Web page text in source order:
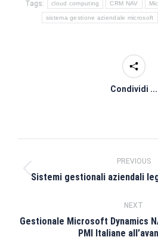
Tags: cloud computing CRM NAV
sistema gestione aziendale microsoft
Condividi ...
navigation
PREVIOUS
Sistemi gestionali aziendali
NEXT
Next
Gestionale Microsoft Dynamics
PMI Italiane